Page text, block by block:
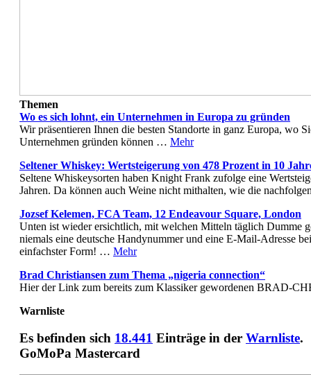
Themen
Wo es sich lohnt, ein Unternehmen in Europa zu gründen
Wir präsentieren Ihnen die besten Standorte in ganz Europa, wo
Unternehmen gründen können … Mehr
Seltener Whiskey: Wertsteigerung von 478 Prozent in 10
Seltene Whiskeysorten haben Knight Frank zufolge eine
Jahren. Da können auch Weine nicht mithalten, wie die
Jozsef Kelemen, FCA Team, 12 Endeavour Square, London
Unten ist wieder ersichtlich, mit welchen Mitteln täglich Dumme
niemals eine deutsche Handynummer und eine E-Mail-Adresse
einfachster Form! … Mehr
Brad Christiansen zum Thema „nigeria connection“
Hier der Link zum bereits zum Klassiker gewordenen BRAD-
Warnliste
Es befinden sich 18.441 Einträge in der Warnliste.
GoMoPa Mastercard